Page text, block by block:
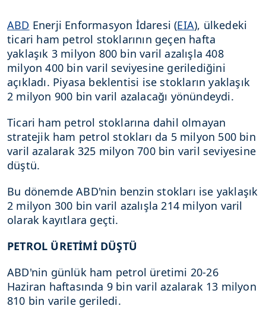
ABD Enerji Enformasyon İdaresi (EIA), ülkedeki
ticari ham petrol stoklarının geçen hafta
yaklaşık 3 milyon 800 bin varil azalışla 408
milyon 400 bin varil seviyesine gerilediğini
açıkladı. Piyasa beklentisi ise stokların yaklaşık
2 milyon 900 bin varil azalacağı yönündeydi.
Ticari ham petrol stoklarına dahil olmayan
stratejik ham petrol stokları da 5 milyon 500 bin
varil azalarak 325 milyon 700 bin varil seviyesine
düştü.
Bu dönemde ABD'nin benzin stokları ise yaklaşık
2 milyon 300 bin varil azalışla 214 milyon varil
olarak kayıtlara geçti.
PETROL ÜRETİMİ DÜŞTÜ
ABD'nin günlük ham petrol üretimi 20-26
Haziran haftasında 9 bin varil azalarak 13 milyon
810 bin varile geriledi.